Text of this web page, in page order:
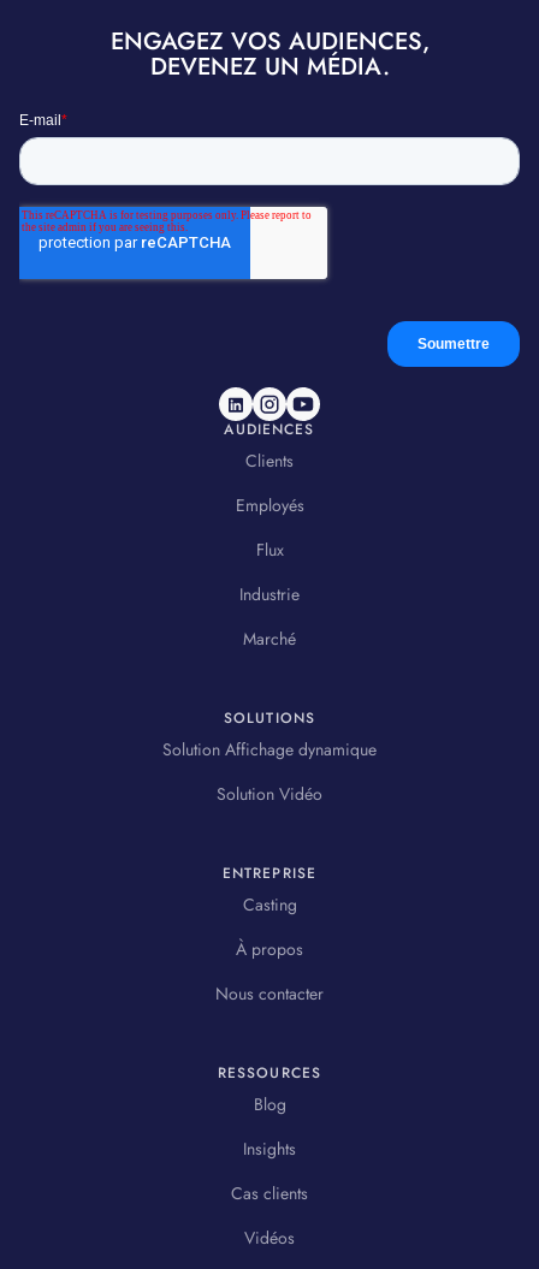
ENGAGEZ VOS AUDIENCES,
DEVENEZ UN MÉDIA.
AUDIENCES
Clients
Employés
Flux
Industrie
Marché
SOLUTIONS
Solution Affichage dynamique
Solution Vidéo
ENTREPRISE
Casting
À propos
Nous contacter
RESSOURCES
Blog
Insights
Cas clients
Vidéos